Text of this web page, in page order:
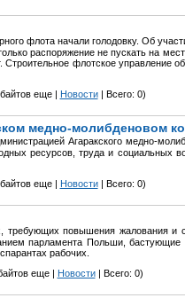
флота начали голодовку. Об
распоряжение не пускать на
флотское управление
еще | Новости| Всего: 0)
медно-молибденовом
Агаракского медно-
ресурсов, труда и социальных
еще | Новости| Всего: 0)
требующих повышения жалования и
парламента Польши,
рабочих.
еще | Новости| Всего: 0)